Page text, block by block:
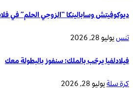
ديوكوفيتش وسابالينكا “الزوجي الحلم” في
تنسيوليو 28, 2026
فيلادلفيا يرحّب بالملك: سنفوز بالبطولة معك
كرة سلةيوليو 28, 2026